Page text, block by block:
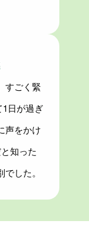
すごく緊
日が過ぎ
声をかけ
知った
した。